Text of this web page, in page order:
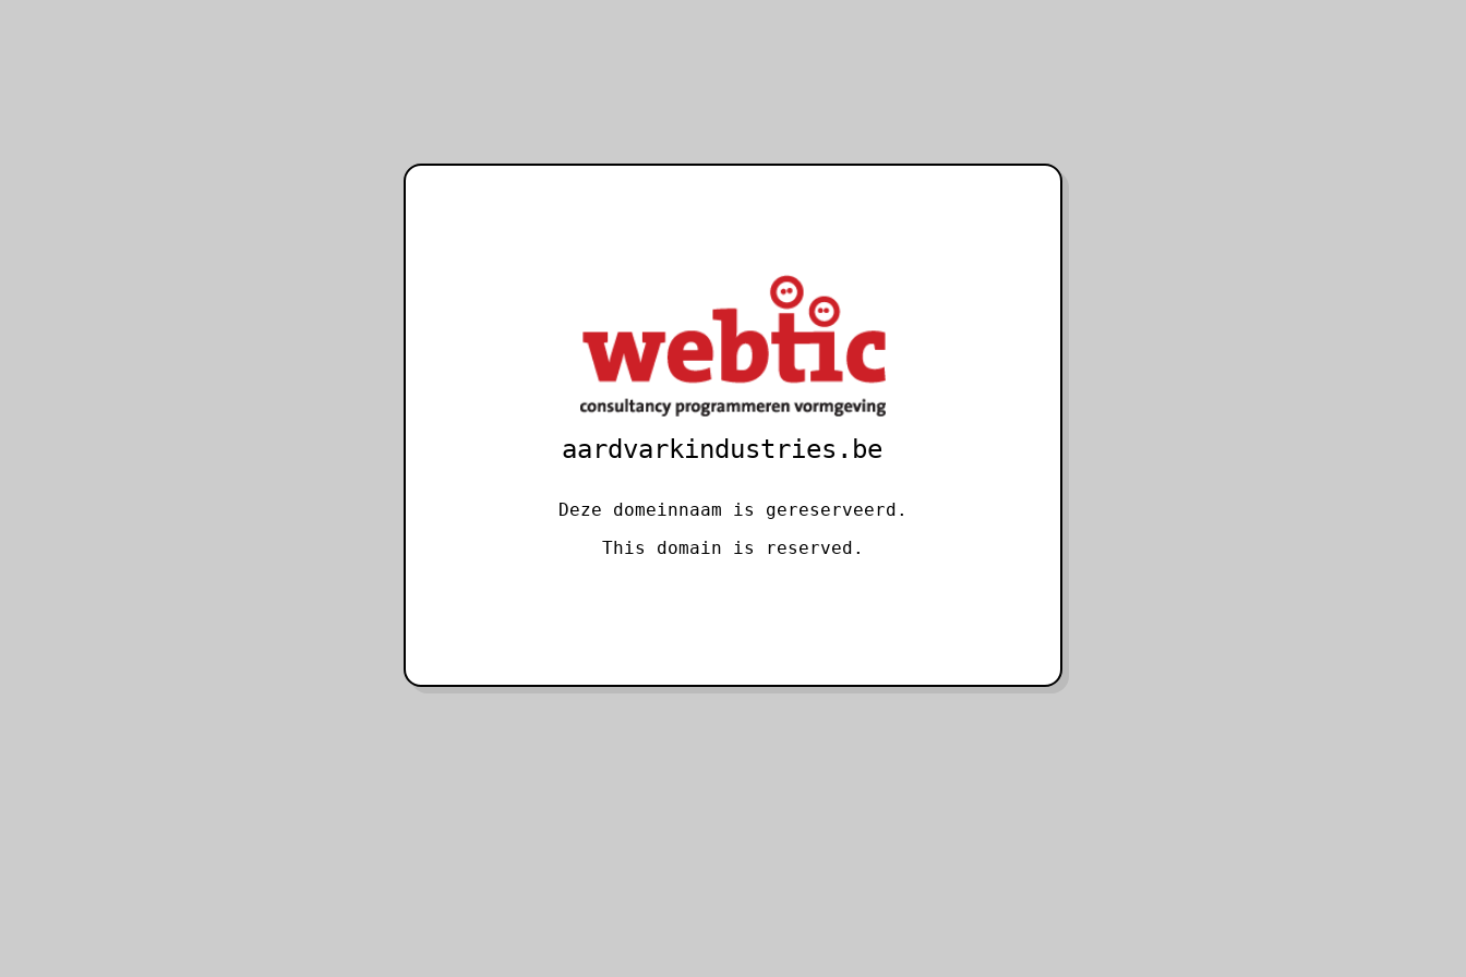
aardvarkindustries.be
Deze domeinnaam is gereserveerd.
This domain is reserved.